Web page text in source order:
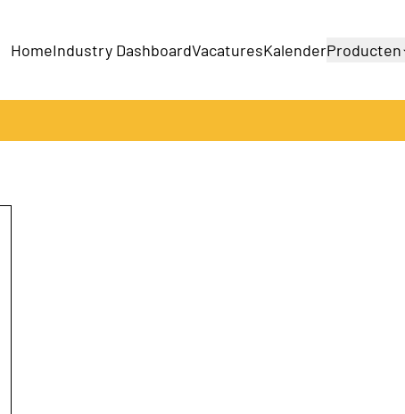
HomeIndustry DashboardVacaturesKalenderProducten
Productengids